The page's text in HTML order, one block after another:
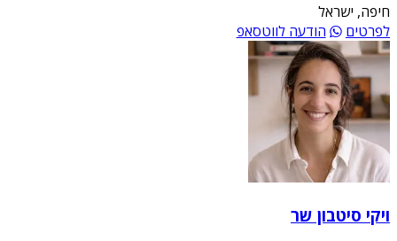
חיפה, ישראל
לפרטים
הודעה לווטסאפ
ויקי סיטבון שר